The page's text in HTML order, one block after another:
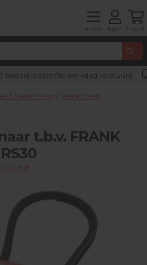
menu login mand
besteld is dezelfde werkdag verstuurd
& toebehoren / Toebehoren
t.b.v. FRANK